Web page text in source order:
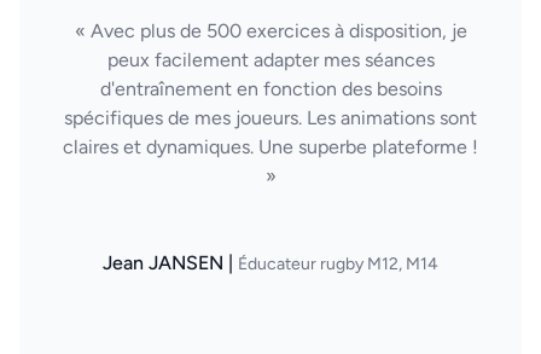
« Avec plus de 500 exercices à disposition, je
peux facilement adapter mes séances
d'entraînement en fonction des besoins
spécifiques de mes joueurs. Les animations sont
claires et dynamiques. Une superbe plateforme !
»
Jean JANSEN | Éducateur rugby M12, M14